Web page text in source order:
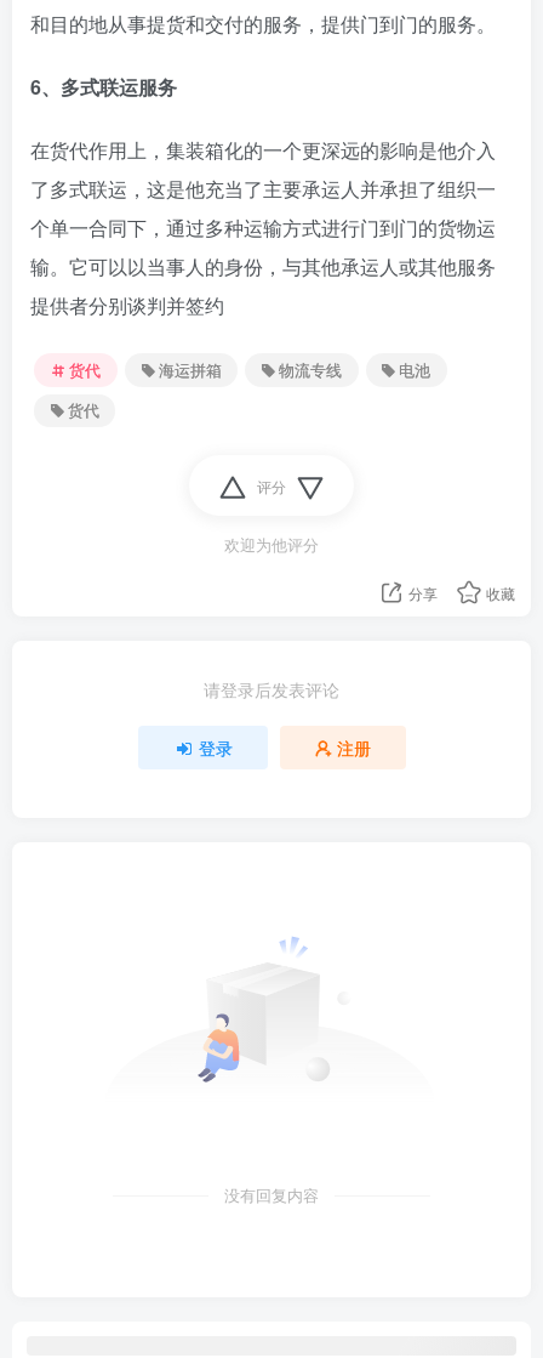
和目的地从事提货和交付的服务，提供门到门的服务。
6、多式联运服务
在货代作用上，集装箱化的一个更深远的影响是他介入
了多式联运，这是他充当了主要承运人并承担了组织一
个单一合同下，通过多种运输方式进行门到门的货物运
输。它可以以当事人的身份，与其他承运人或其他服务
提供者分别谈判并签约
货代 海运拼箱 物流专线
电池
货代
评分
欢迎为他评分
分享 收藏
请登录后发表评论
登录 注册
没有回复内容